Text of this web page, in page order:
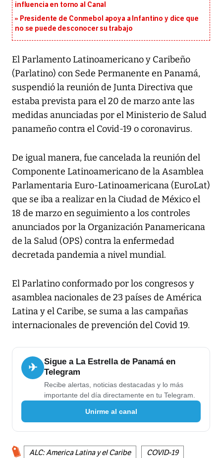
influencia en torno al Canal
Presidente de Conmebol apoya a Infantino y dice que
no se puede desconocer su trabajo
El Parlamento Latinoamericano y Caribeño
(Parlatino) con Sede Permanente en Panamá,
suspendió la reunión de Junta Directiva que
estaba prevista para el 20 de marzo ante las
medidas anunciadas por el Ministerio de Salud
panameño contra el Covid-19 o coronavirus.
De igual manera, fue cancelada la reunión del
Componente Latinoamericano de la Asamblea
Parlamentaria Euro-Latinoamericana (EuroLat)
que se iba a realizar en la Ciudad de México el
18 de marzo en seguimiento a los controles
anunciados por la Organización Panamericana
de la Salud (OPS) contra la enfermedad
decretada pandemia a nivel mundial.
El Parlatino conformado por los congresos y
asamblea nacionales de 23 países de América
Latina y el Caribe, se suma a las campañas
internacionales de prevención del Covid 19.
✈
Sigue a La Estrella de Panamá en
Telegram
Recibe alertas, noticias destacadas y lo más
importante del día directamente en tu Telegram.
Unirme al canal
ALC: America Latina y el Caribe
COVID-19